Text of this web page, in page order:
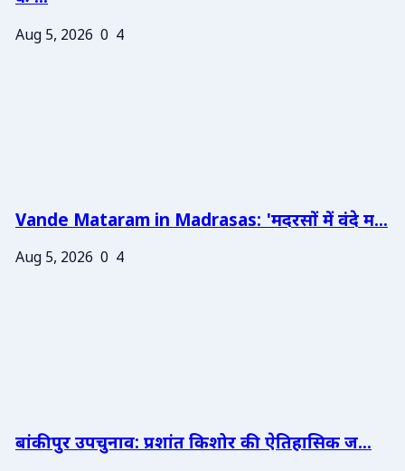
Aug 5, 2026 0 4
Vande Mataram in Madrasas: 'मदरसों में वंदे म...
Aug 5, 2026 0 4
बांकीपुर उपचुनाव: प्रशांत किशोर की ऐतिहासिक ज...